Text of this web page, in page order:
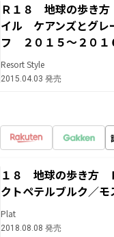
Ｒ１８ 地球の歩き
イル ケアンズとグレ
フ ２０１５～２０１
Resort Style
2015.04.03 発売
１８ 地球の歩き方
クトペテルブルク／モ
Plat
2018.08.08 発売